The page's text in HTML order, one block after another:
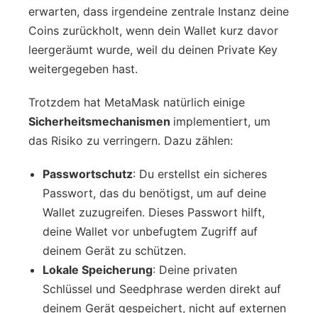
erwarten, dass irgendeine zentrale Instanz deine
Coins zurückholt, wenn dein Wallet kurz davor
leergeräumt wurde, weil du deinen Private Key
weitergegeben hast.
Trotzdem hat MetaMask natürlich einige
Sicherheitsmechanismen implementiert, um
das Risiko zu verringern. Dazu zählen:
Passwortschutz: Du erstellst ein sicheres
Passwort, das du benötigst, um auf deine
Wallet zuzugreifen. Dieses Passwort hilft,
deine Wallet vor unbefugtem Zugriff auf
deinem Gerät zu schützen.
Lokale Speicherung: Deine privaten
Schlüssel und Seedphrase werden direkt auf
deinem Gerät gespeichert, nicht auf externen